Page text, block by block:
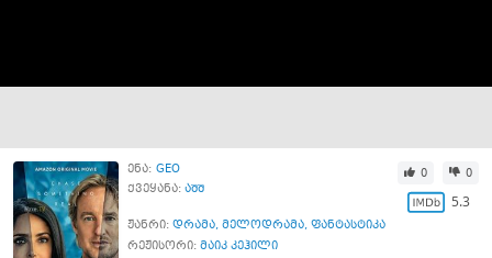
ენა: GEO
ქვეყანა: აშშ
0 0
5.3
ჟანრი: დრამა, მელოდრამა, ფანტასტიკა
რეჟისორი: მაიკ კეჰილი